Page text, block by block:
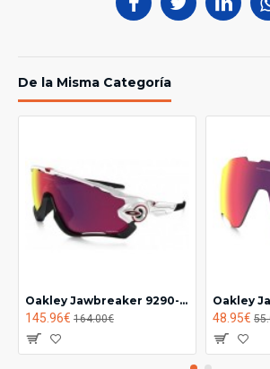
De la Misma Categoría
Oakley Jawbreaker 9290-05
145.96€ 164.00€ 48.95€